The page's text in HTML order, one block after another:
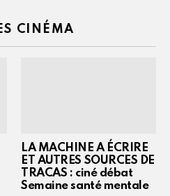
CINÉMA
LA MACHINE A ÉCRIRE
ET AUTRES SOURCES DE
TRACAS : ciné débat
Semaine santé mentale